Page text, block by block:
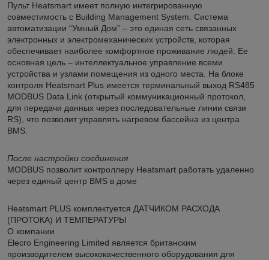
Пульт Heatsmart имеет полную интегрированную
совместимость с Building Management System. Система
автоматизации “Умный Дом” – это единая сеть связанных
электронных и электромеханических устройств, которая
обеспечивает наиболее комфортное проживание людей. Ее
основная цель – интеллектуальное управление всеми
устройства и узлами помещения из одного места. На блоке
контроля Heatsmart Plus имеется терминальный выход RS485
MODBUS Data Link (открытый коммуникационный протокол,
для передачи данных через последовательные линии связи
RS), что позволит управлять нагревом бассейна из центра
BMS.
После настройки соединения
MODBUS позволит контроллеру Heatsmart работать удаленно
через единый центр BMS в доме
Heatsmart PLUS комплектуется ДАТЧИКОМ РАСХОДА
(ПРОТОКА) И ТЕМПЕРАТУРЫ
О компании
Elecro Engineering Limited является британским
производителем высококачественного оборудования для